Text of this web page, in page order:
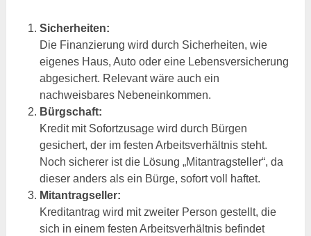
Sicherheiten:
Die Finanzierung wird durch Sicherheiten, wie
eigenes Haus, Auto oder eine Lebensversicherung
abgesichert. Relevant wäre auch ein
nachweisbares Nebeneinkommen.
Bürgschaft:
Kredit mit Sofortzusage wird durch Bürgen
gesichert, der im festen Arbeitsverhältnis steht.
Noch sicherer ist die Lösung „Mitantragsteller“, da
dieser anders als ein Bürge, sofort voll haftet.
Mitantragseller:
Kreditantrag wird mit zweiter Person gestellt, die
sich in einem festen Arbeitsverhältnis befindet